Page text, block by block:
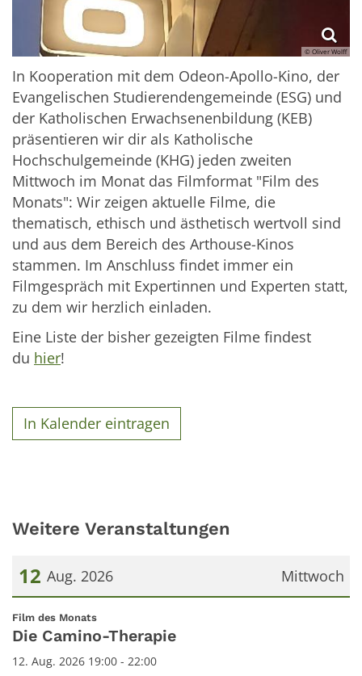
© Oliver Wolff
In Kooperation mit dem Odeon-Apollo-Kino, der
Evangelischen Studierendengemeinde (ESG) und
der Katholischen Erwachsenenbildung (KEB)
präsentieren wir dir als Katholische
Hochschulgemeinde (KHG) jeden zweiten
Mittwoch im Monat das Filmformat "Film des
Monats": Wir zeigen aktuelle Filme, die
thematisch, ethisch und ästhetisch wertvoll sind
und aus dem Bereich des Arthouse-Kinos
stammen. Im Anschluss findet immer ein
Filmgespräch mit Expertinnen und Experten statt,
zu dem wir herzlich einladen.
Eine Liste der bisher gezeigten Filme findest
du hier!
In Kalender eintragen
Weitere Veranstaltungen
Mittwoch
12 Aug. 2026
Datum: 12. August 2026
Film des Monats:
Die Camino-Therapie
12. Aug. 2026 19:00 - 22:00